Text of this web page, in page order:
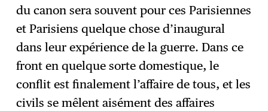
du canon sera souvent pour ces Parisiennes
et Parisiens quelque chose d’inaugural
dans leur expérience de la guerre. Dans ce
front en quelque sorte domestique, le
conflit est finalement l’affaire de tous, et les
civils se mêlent aisément des affaires